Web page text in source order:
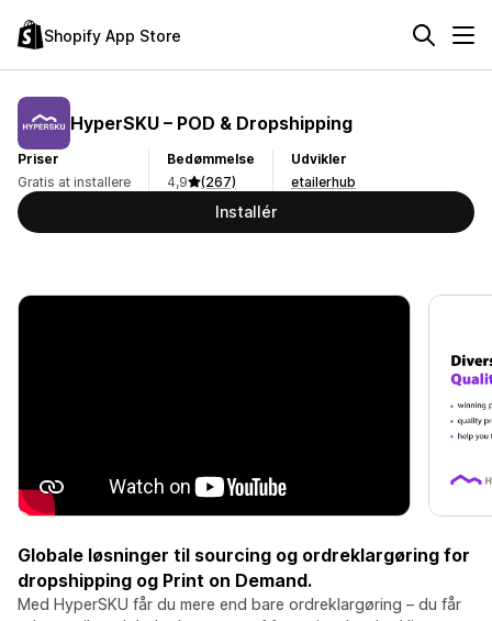
Shopify App Store
HyperSKU – POD & Dropshipping
Priser
Gratis at installere
Bedømmelse
4,9
(267)
Udvikler
etailerhub
Installér
Globale løsninger til sourcing og ordreklargøring for
dropshipping og Print on Demand.
Med HyperSKU får du mere end bare ordreklargøring – du får